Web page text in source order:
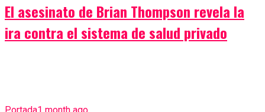
El asesinato de Brian Thompson revela la
ira contra el sistema de salud privado